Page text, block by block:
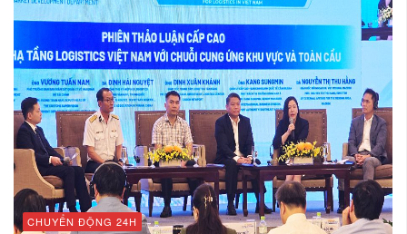
CHUYỂN ĐỘNG 24H